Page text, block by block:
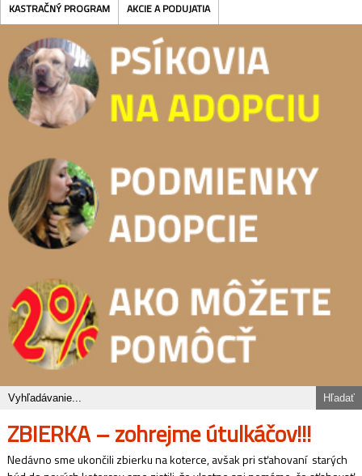
KASTRAČNÝ PROGRAM AKCIE A PODUJATIA
ZBIERKA – zohrejme útulkáčov!!!
Nedávno sme ukončili zbierku na koterce, avšak pri sťahovaní starých